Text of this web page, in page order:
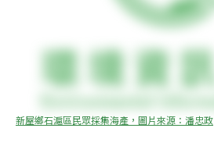
新屋鄉石滬區民眾採集海產，圖片來源：潘忠政